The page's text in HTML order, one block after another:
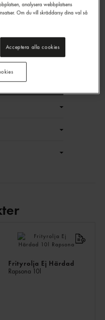
kr/st
kr /
IN
Frityrolja Ej Härdad
Rapsona 10l
analysera webbplatsens
Om du vill skräddarsy dina val så
Acceptera alla cookies